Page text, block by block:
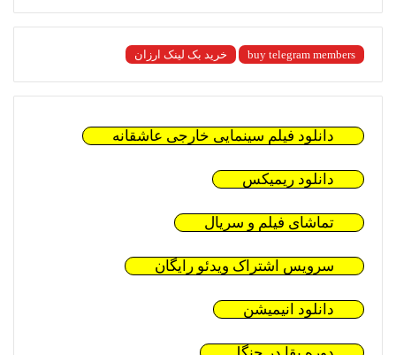
buy telegram members خرید بک لینک ارزان
دانلود فیلم سینمایی خارجی عاشقانه
دانلود ریمیکس
تماشای فیلم و سریال
سرویس اشتراک ویدئو رایگان
دانلود انیمیشن